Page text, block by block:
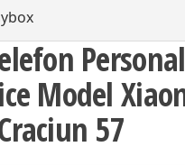
Model
57